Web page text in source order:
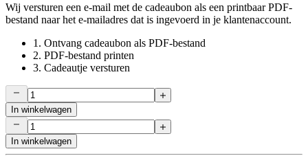
Wij versturen een e-mail met de cadeaubon als een printbaar PDF-
bestand naar het e-mailadres dat is ingevoerd in je klantenaccount.
1. Ontvang cadeaubon als PDF-bestand
2. PDF-bestand printen
3. Cadeautje versturen
In winkelwagen
In winkelwagen